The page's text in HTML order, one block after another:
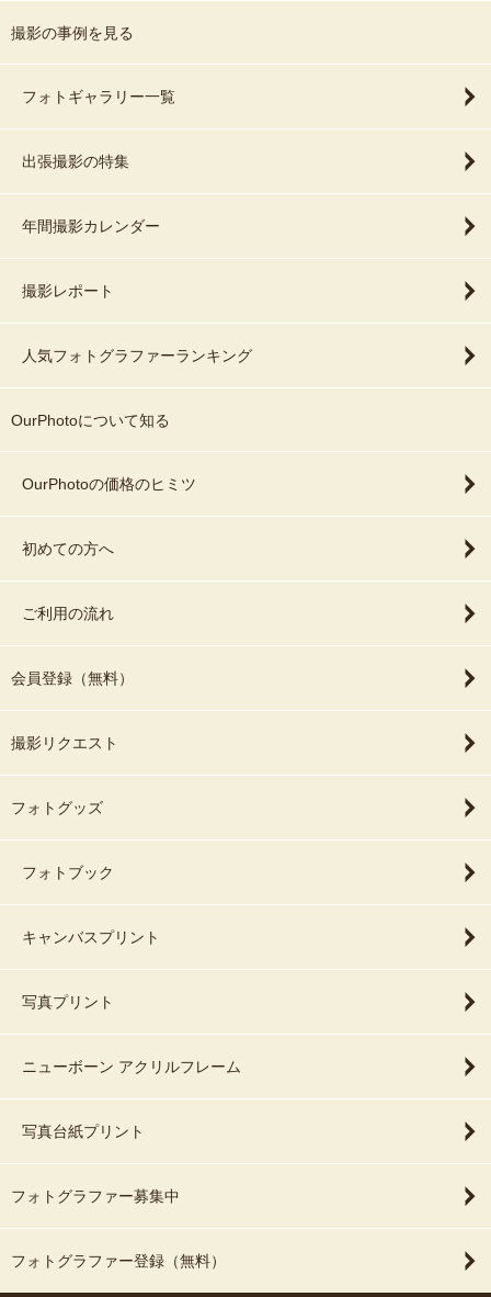
撮影の事例を見る
フォトギャラリー一覧
出張撮影の特集
年間撮影カレンダー
撮影レポート
人気フォトグラファーランキング
OurPhotoについて知る
OurPhotoの価格のヒミツ
初めての方へ
ご利用の流れ
会員登録（無料）
撮影リクエスト
フォトグッズ
フォトブック
キャンバスプリント
写真プリント
ニューボーン アクリルフレーム
写真台紙プリント
フォトグラファー募集中
フォトグラファー登録（無料）